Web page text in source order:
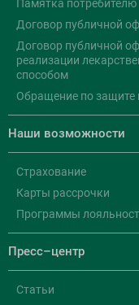
Памятка потребителю
Договор публичной
Договор публичной
реализации
способом
Обращение по защите
Наши возможности
Страхование
Карты рассрочки
Программы
Пресс–центр
Статьи